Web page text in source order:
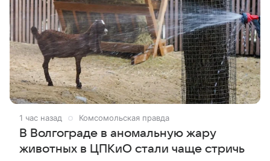
1 час назад Комсомольская правда
В Волгограде в аномальную жару
животных в ЦПКиО стали чаще стричь